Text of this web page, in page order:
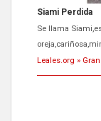
ADOPCIÓN
El ayuntamiento
próximos días,
Leales.org »